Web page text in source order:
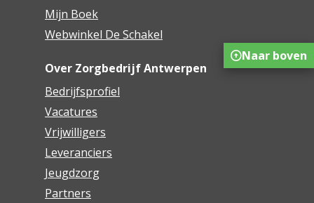
Mijn Boek
Webwinkel De Schakel
Over Zorgbedrijf Antwerpen
Bedrijfsprofiel
Vacatures
Vrijwilligers
Leveranciers
Jeugdzorg
Partners
Naar boven